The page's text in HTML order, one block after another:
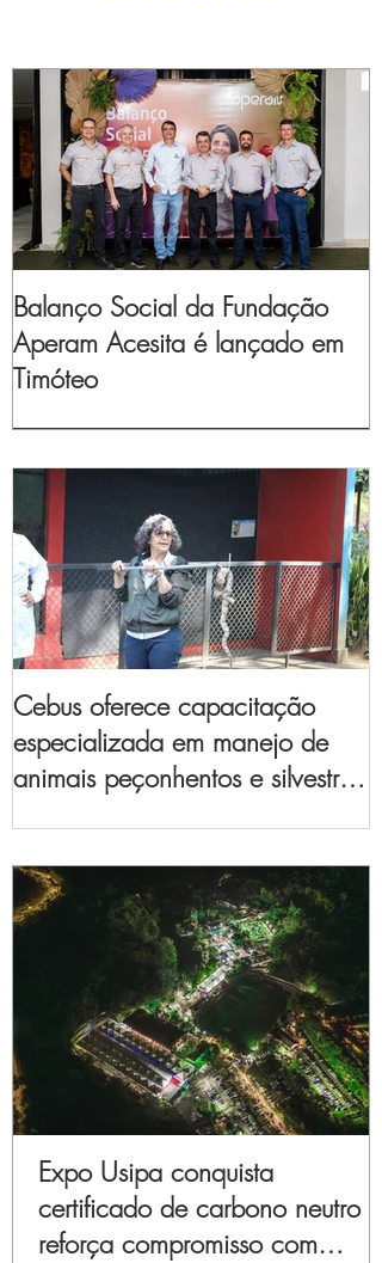
Balanço Social da Fundação
Aperam Acesita é lançado em
Timóteo
Cebus oferece capacitação
especializada em manejo de
animais peçonhentos e silvestres
Expo Usipa conquista
certificado de carbono neutro e
reforça compromisso com